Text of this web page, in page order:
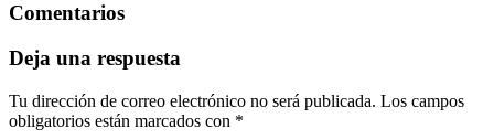
Comentarios
Deja una respuesta
Tu dirección de correo electrónico no será publicada. Los campos
obligatorios están marcados con *